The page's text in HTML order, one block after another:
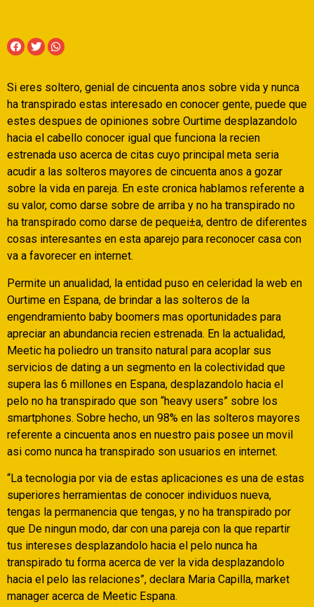
Si eres soltero, genial de cincuenta anos sobre vida y nunca
ha transpirado estas interesado en conocer gente, puede que
estes despues de opiniones sobre Ourtime desplazandolo
hacia el cabello conocer igual que funciona la recien
estrenada uso acerca de citas cuyo principal meta seri­a
acudir a las solteros mayores de cincuenta anos a gozar
sobre la vida en pareja. En este cronica hablamos referente a
su valor, como darse sobre de arriba y no ha transpirado no
ha transpirado como darse de pequei±a, dentro de diferentes
cosas interesantes en esta aparejo para reconocer casa con
va a favorecer en internet.
Permite un anualidad, la entidad puso en celeridad la web en
Ourtime en Espana, de brindar a las solteros de la
engendramiento baby boomers mas oportunidades para
apreciar an abundancia recien estrenada. En la actualidad,
Meetic ha poliedro un transito natural para acoplar sus
servicios de dating a un segmento en la colectividad que
supera las 6 millones en Espana, desplazandolo hacia el
pelo no ha transpirado que son “heavy users” sobre los
smartphones. Sobre hecho, un 98% en las solteros mayores
referente a cincuenta anos en nuestro pais posee un movil
asi­ como nunca ha transpirado son usuarios en internet.
“La tecnologia por vi­a de estas aplicaciones es una de estas
superiores herramientas de conocer individuos nueva,
tengas la permanencia que tengas, y no ha transpirado por
que De ningun modo, dar con una pareja con la que repartir
tus intereses desplazandolo hacia el pelo nunca ha
transpirado tu forma acerca de ver la vida desplazandolo
hacia el pelo las relaciones”, declara Maria Capilla, market
manager acerca de Meetic Espana.